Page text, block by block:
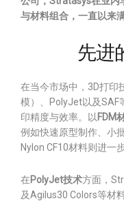
与材料组合，一直以来
先进
在当今市场中，3D打印
模）、PolyJet以及SAF
印精度与效率。以 FDM
例如快速原型制作、小
Nylon CF10材料则进一
在PolyJet技术方面，
及Agilus30 Colors等材